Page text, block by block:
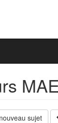
MAE
nouveau sujet